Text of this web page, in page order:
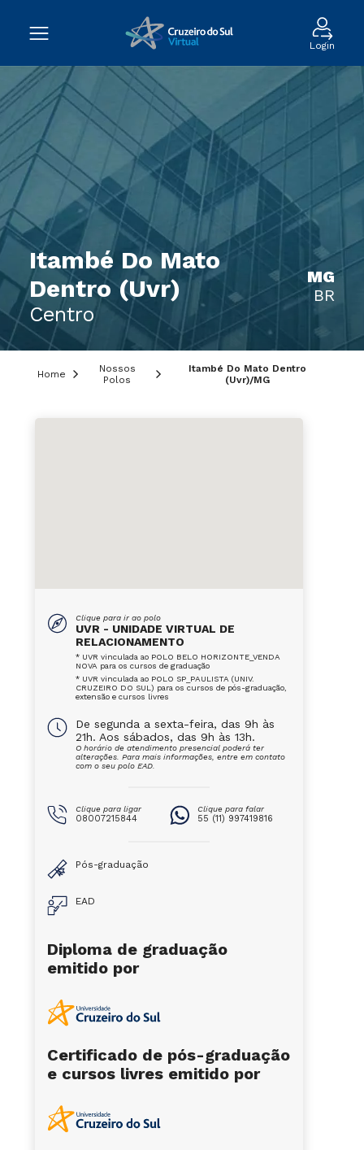
Login
Itambé Do Mato
Dentro (Uvr)
Centro
MG
BR
Home
Nossos
Polos
Itambé Do Mato Dentro
(Uvr)/MG
Clique para ir ao polo
UVR - UNIDADE VIRTUAL DE
RELACIONAMENTO
* UVR vinculada ao POLO BELO HORIZONTE_VENDA
NOVA para os cursos de graduação
* UVR vinculada ao POLO SP_PAULISTA (UNIV.
CRUZEIRO DO SUL) para os cursos de pós-graduação,
extensão e cursos livres
De segunda a sexta-feira, das 9h às
21h. Aos sábados, das 9h às 13h.
O horário de atendimento presencial poderá ter
alterações. Para mais informações, entre em contato
com o seu polo EAD.
Clique para ligar
08007215844
Clique para falar
55 (11) 997419816
Pós-graduação
EAD
Diploma de graduação
emitido por
Certificado de pós-graduação
e cursos livres emitido por